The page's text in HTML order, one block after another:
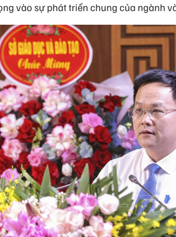
vào sự phát triển chung của ngành